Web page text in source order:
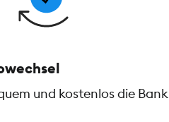
und kostenlos die Bank